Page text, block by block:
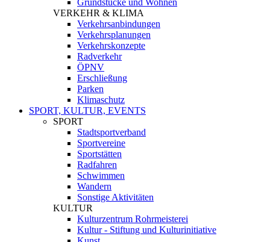
Grundstücke und Wohnen
VERKEHR & KLIMA
Verkehrsanbindungen
Verkehrsplanungen
Verkehrskonzepte
Radverkehr
ÖPNV
Erschließung
Parken
Klimaschutz
SPORT, KULTUR, EVENTS
SPORT
Stadtsportverband
Sportvereine
Sportstätten
Radfahren
Schwimmen
Wandern
Sonstige Aktivitäten
KULTUR
Kulturzentrum Rohrmeisterei
Kultur - Stiftung und Kulturinitiative